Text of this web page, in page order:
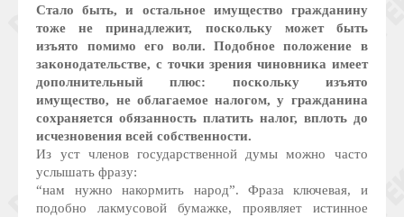
Стало быть, и остальное имущество гражданину
тоже не принадлежит, поскольку может быть
изъято помимо его воли. Подобное положение в
законодательстве, с точки зрения чиновника имеет
дополнительный плюс: поскольку изъято
имущество, не облагаемое налогом, у гражданина
сохраняется обязанность платить налог, вплоть до
исчезновения всей собственности.
Из уст членов государственной думы можно часто
услышать фразу:
“нам нужно накормить народ”. Фраза ключевая, и
подобно лакмусовой бумажке, проявляет истинное